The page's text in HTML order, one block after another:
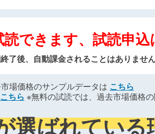
できます、試読申込
了後、自動課金されることはありませ
場価格のサンプルデータは こちら
こちら ※無料の試読では、過去市場価格
選ばれている